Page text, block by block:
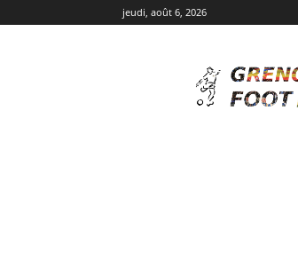
jeudi, août 6, 2026
Foot
Info